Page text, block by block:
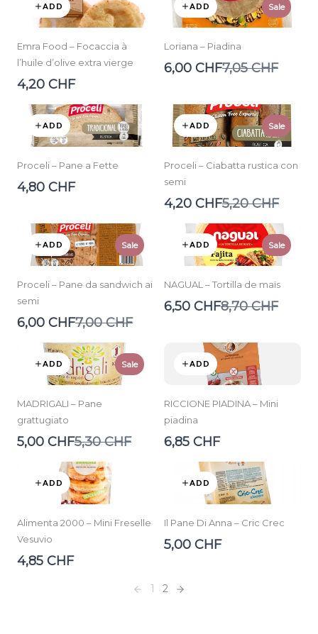
ADD
Emra Food – Focaccia à
l’huile d’olive extra vierge
4,20 CHF
ADD Sale
Loriana – Piadina
6,00 CHFCompare
7,05 CHF
ADD
Proceli – Pane a Fette
4,80 CHF
ADD Sale
Proceli – Ciabatta rustica con
semi
4,20 CHFCompare
5,20 CHF
ADD Sale
Proceli – Pane da sandwich ai
semi
6,00 CHFCompare
7,00 CHF
ADD Sale
NAGUAL – Tortilla de maïs
6,50 CHFCompare
8,70 CHF
ADD Sale
MADRIGALI – Pane
grattugiato
5,00 CHFCompare
5,30 CHF
ADD
RICCIONE PIADINA – Mini
piadina
6,85 CHF
ADD
Alimenta 2000 – Mini Freselle
Vesuvio
4,85 CHF
ADD
Il Pane Di Anna – Cric Crec
5,00 CHF
Previous
1 2
Next